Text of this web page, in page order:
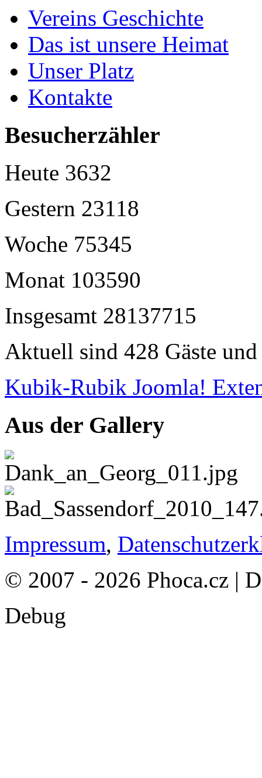
Vereins Geschichte
Das ist unsere Heimat
Unser Platz
Kontakte
Besucherzähler
Heute 3632
Gestern 23118
Woche 75345
Monat 103590
Insgesamt 28137715
Aktuell sind 428 Gäste
Kubik-Rubik Joomla!
Aus der Gallery
Impressum,
© 2007 - 2026 Phoca.cz |
Debug